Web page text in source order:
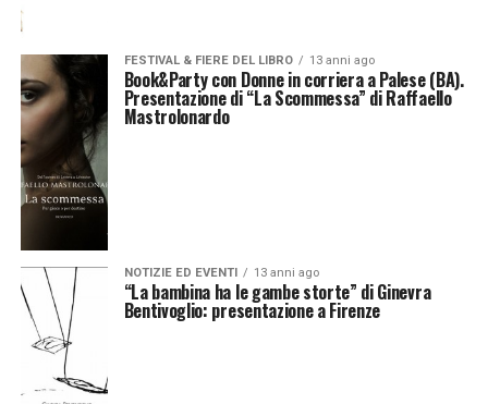
FESTIVAL & FIERE DEL LIBRO 13 anni ago
Book&Party con Donne in corriera a Palese (BA).
Presentazione di “La Scommessa” di Raffaello
Mastrolonardo
NOTIZIE ED EVENTI 13 anni ago
“La bambina ha le gambe storte” di Ginevra
Bentivoglio: presentazione a Firenze